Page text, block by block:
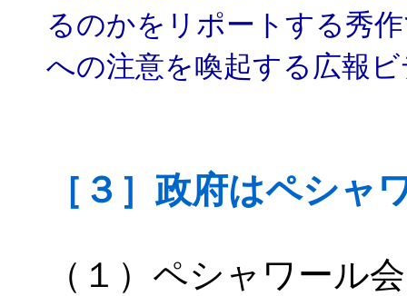
るのかをリポートする秀
への注意を喚起する広報
［３］政府はペシャ
（１）ペシャワール